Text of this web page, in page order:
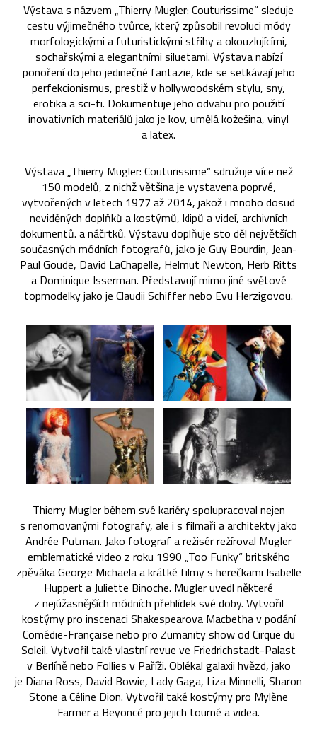
Výstava s názvem „Thierry Mugler: Couturissime“ sleduje
cestu výjimečného tvůrce, který způsobil revoluci módy
morfologickými a futuristickými střihy a okouzlujícími,
sochařskými a elegantními siluetami. Výstava nabízí
ponoření do jeho jedinečné fantazie, kde se setkávají jeho
perfekcionismus, prestiž v hollywoodském stylu, sny,
erotika a sci-fi. Dokumentuje jeho odvahu pro použití
inovativních materiálů jako je kov, umělá kožešina, vinyl
a latex.
Výstava „Thierry Mugler: Couturissime“ sdružuje více než
150 modelů, z nichž většina je vystavena poprvé,
vytvořených v letech 1977 až 2014, jakož i mnoho dosud
neviděných doplňků a kostýmů, klipů a videí, archivních
dokumentů. a náčrtků. Výstavu doplňuje sto děl největších
současných módních fotografů, jako je Guy Bourdin, Jean-
Paul Goude, David LaChapelle, Helmut Newton, Herb Ritts
a Dominique Isserman. Představují mimo jiné světové
topmodelky jako je Claudii Schiffer nebo Evu Herzigovou.
Thierry Mugler během své kariéry spolupracoval nejen
s renomovanými fotografy, ale i s filmaři a architekty jako
Andrée Putman. Jako fotograf a režisér režíroval Mugler
emblematické video z roku 1990 „Too Funky“ britského
zpěváka George Michaela a krátké filmy s herečkami Isabelle
Huppert a Juliette Binoche. Mugler uvedl některé
z nejúžasnějších módních přehlídek své doby. Vytvořil
kostýmy pro inscenaci Shakespearova Macbetha v podání
Comédie-Française nebo pro Zumanity show od Cirque du
Soleil. Vytvořil také vlastní revue ve Friedrichstadt-Palast
v Berlíně nebo Follies v Paříži. Oblékal galaxii hvězd, jako
je Diana Ross, David Bowie, Lady Gaga, Liza Minnelli, Sharon
Stone a Céline Dion. Vytvořil také kostýmy pro Mylène
Farmer a Beyoncé pro jejich tourné a videa.